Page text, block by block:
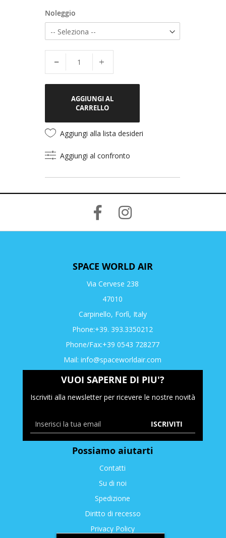
Noleggio
AGGIUNGI AL
CARRELLO
Aggiungi alla lista desideri
Aggiungi al confronto
SPACE WORLD AIR
Via Cervese 238
47010
Carpinello, Forlì, Italy
Phone:+39. 393.3350212
Phone/Fax:+39 0543 728277
Mail: info@spaceworldair.com
VUOI SAPERNE DI PIU'?
Iscriviti alla newsletter per ricevere le nostre novità
ISCRIVITI
Possiamo aiutarti
Contatti
Su di noi
Spedizione
Diritto di recesso
Privacy Policy